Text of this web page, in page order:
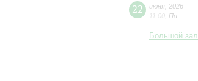
22 июня 2026
11:00 Пн
Большой зал